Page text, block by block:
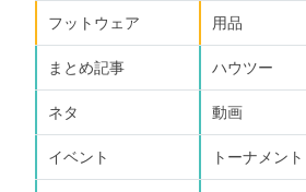
フットウェア 用品
まとめ記事 ハウツー
ネタ 動画
イベント トーナメント